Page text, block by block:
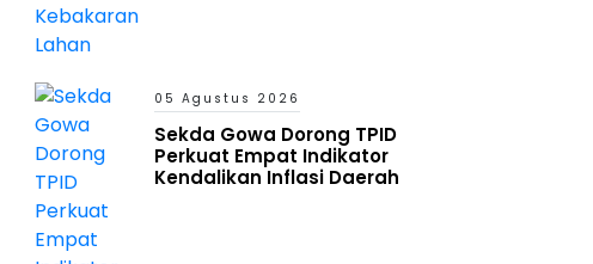
05 Agustus 2026
Sekda Gowa Dorong TPID
Perkuat Empat Indikator
Kendalikan Inflasi Daerah